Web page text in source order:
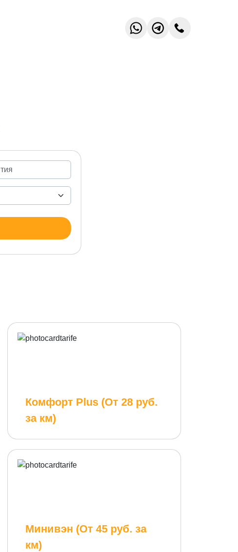
Комфорт Plus (От 28 руб.
за км)
Минивэн (От 45 руб. за
км)